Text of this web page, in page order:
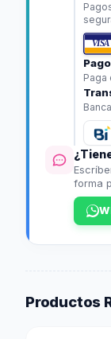
VISA
Paga
forma
Productos